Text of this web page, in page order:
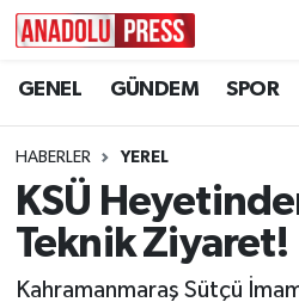
GENEL GÜNDEM SPOR
HABERLER YEREL
KSÜ
Teknik Ziyaret!
Kahramanmaraş Sütçü
Nöbetçi Eczaneler
Hava Durumu
Namaz Vakitleri